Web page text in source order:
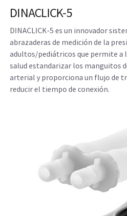
DINACLICK-5
DINACLICK-5 es un innovador
abrazaderas de medición de la
adultos/pediátricos que permite a
salud estandarizar los manguitos
arterial y proporciona un flujo de
reducir el tiempo de conexión.